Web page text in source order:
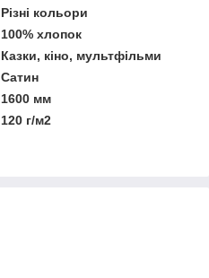
Різні кольори
100% хлопок
Казки, кіно, мультфільми
Сатин
1600 мм
120 г/м2